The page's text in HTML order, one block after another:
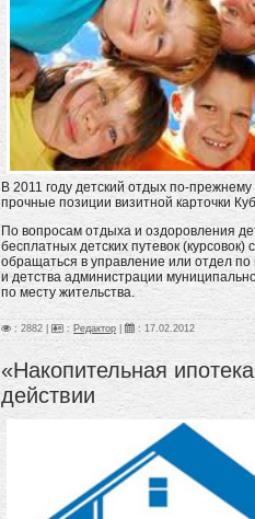
В 2011 году детский отдых по-
прочные позиции визитной карточки
По вопросам отдыха и оздоровления
бесплатных детских путевок (курсовок)
обращаться в управление или отдел по
и детства администрации
по месту жительства.
: 2882 | : Редактор | : 17.02.2012
«Накопительная
действии